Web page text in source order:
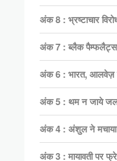
अंक 8 : भ्रष्टाचार
अंक 7 : ब्लैक
अंक 6 : भारत, आलवेज़
अंक 5 : थम न जाये
अंक 4 : अंशुल ने
अंक 3 : मायावती पर